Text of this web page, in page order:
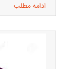
ادامه مطلب